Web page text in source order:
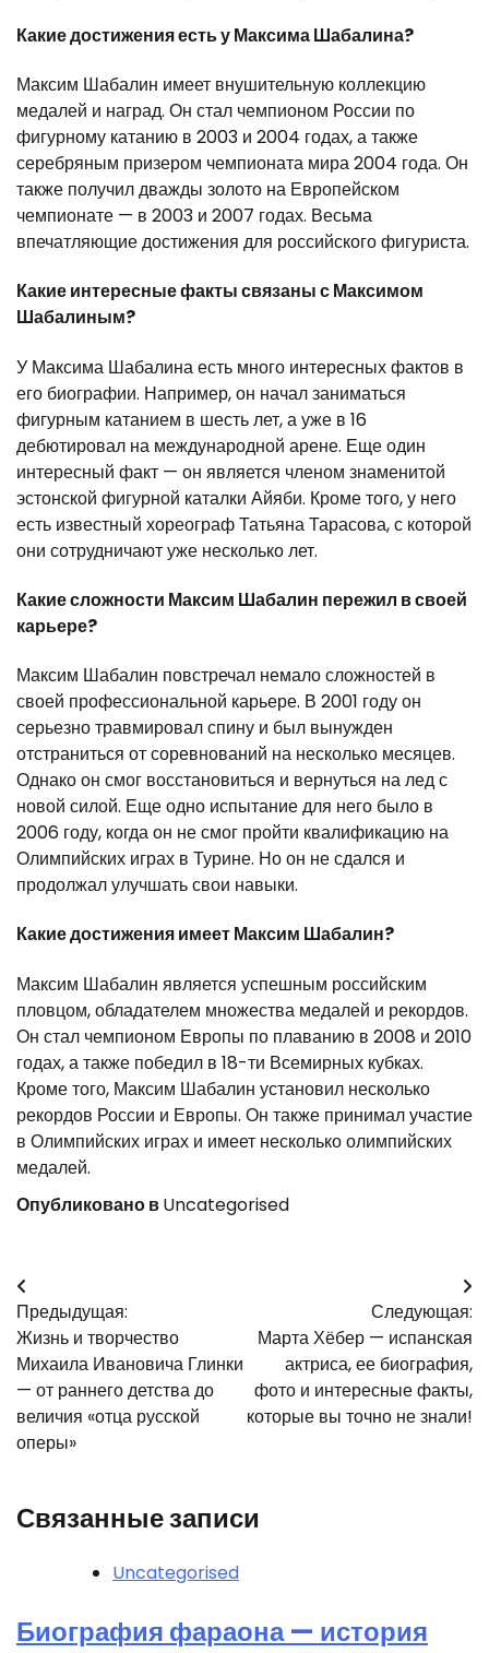
Какие достижения есть у Максима Шабалина?
Максим Шабалин имеет внушительную коллекцию
медалей и наград. Он стал чемпионом России по
фигурному катанию в 2003 и 2004 годах, а также
серебряным призером чемпионата мира 2004 года. Он
также получил дважды золото на Европейском
чемпионате — в 2003 и 2007 годах. Весьма
впечатляющие достижения для российского фигуриста.
Какие интересные факты связаны с Максимом
Шабалиным?
У Максима Шабалина есть много интересных фактов в
его биографии. Например, он начал заниматься
фигурным катанием в шесть лет, а уже в 16
дебютировал на международной арене. Еще один
интересный факт — он является членом знаменитой
эстонской фигурной каталки Айяби. Кроме того, у него
есть известный хореограф Татьяна Тарасова, с которой
они сотрудничают уже несколько лет.
Какие сложности Максим Шабалин пережил в своей
карьере?
Максим Шабалин повстречал немало сложностей в
своей профессиональной карьере. В 2001 году он
серьезно травмировал спину и был вынужден
отстраниться от соревнований на несколько месяцев.
Однако он смог восстановиться и вернуться на лед с
новой силой. Еще одно испытание для него было в
2006 году, когда он не смог пройти квалификацию на
Олимпийских играх в Турине. Но он не сдался и
продолжал улучшать свои навыки.
Какие достижения имеет Максим Шабалин?
Максим Шабалин является успешным российским
пловцом, обладателем множества медалей и рекордов.
Он стал чемпионом Европы по плаванию в 2008 и 2010
годах, а также победил в 18-ти Всемирных кубках.
Кроме того, Максим Шабалин установил несколько
рекордов России и Европы. Он также принимал участие
в Олимпийских играх и имеет несколько олимпийских
медалей.
Опубликовано вUncategorised
Навигация
по
записям
Предыдущая:
Жизнь и творчество
Михаила Ивановича Глинки
— от раннего детства до
величия «отца русской
оперы»
Следующая:
Марта Хёбер — испанская
актриса, ее биография,
фото и интересные факты,
которые вы точно не знали!
Связанные записи
Uncategorised
Биография фараона — история